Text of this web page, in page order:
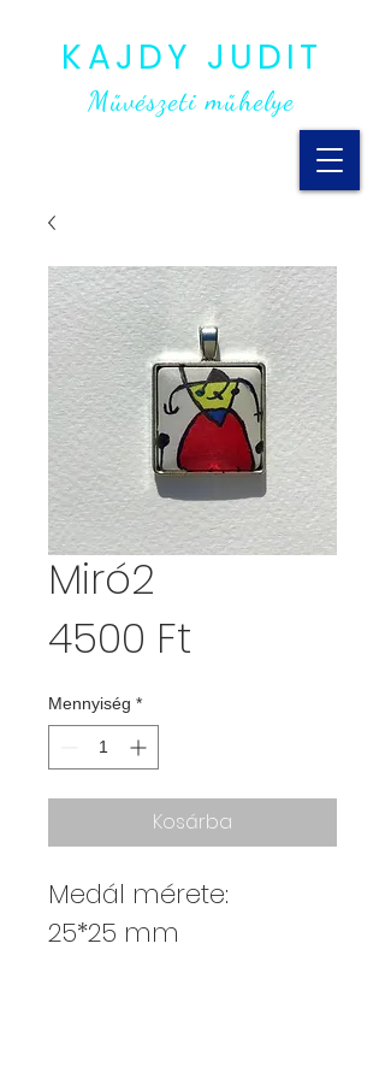
KAJDY JUDIT
Művészeti műhelye
Miró2
4500 Ft
Mennyiség *
Kosárba
Medál mérete:
25*25 mm